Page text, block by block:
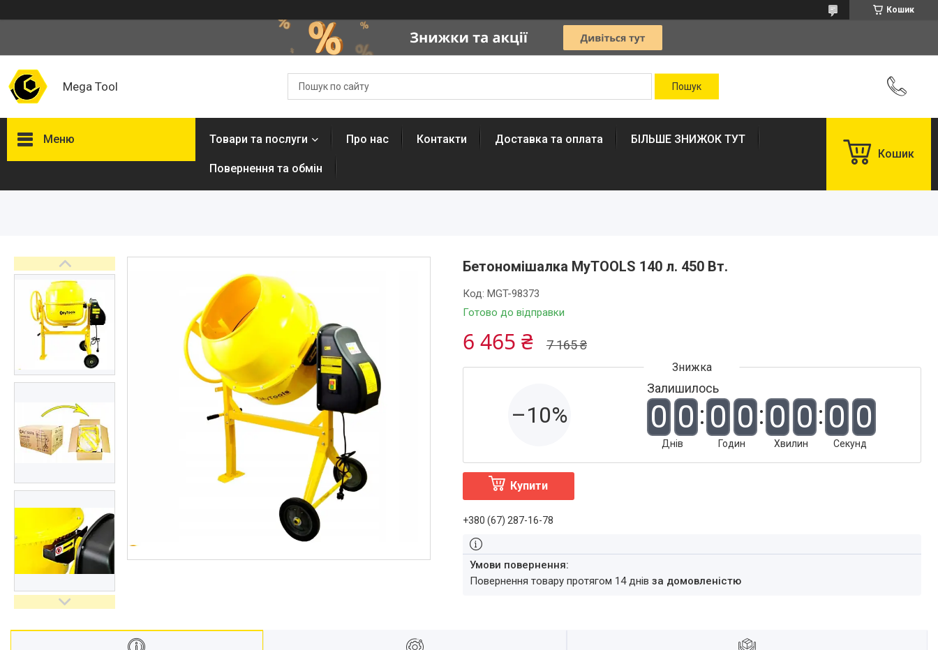
Кошик
Mega Tool
Меню
Енергозабезпечення
Будівельна техніка та
обладнання
Засоби індивідуального
захисту нов
Двигуни бензинові
Ручний інструмент
Бензоінструмент
Набори гайкових ключів
Компресометри
Дім і сад
Автотовари
Автоаксесуари
Товари для туризму
Рукоятки з храповим
механізмом (тріскачки)
матеріалів
Товари та послуги Про нас Контакти Доставка та оплата БІЛЬШЕ ЗНИЖОК ТУТ
Повернення та обмін
Кошик
Бетономішалка MyTOOLS 140 л. 450 Вт.
Готово до відправки
Код: MGT-98373
7 165 ₴
6 465 ₴
–10%
Залишилось
0 0
Днів
0 0
Годин
0 0
Хвилин
0 0
Секунд
Купити
+380 (67) 287-16-78
повернення товару протягом 14 днів за домовленістю